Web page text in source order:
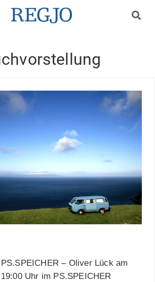
– Oliver Lück am
Uhr im PS.SPEICHER